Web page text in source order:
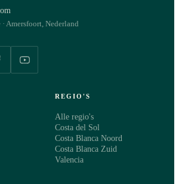
Amersfoort, Nederland
REGIO'S
Alle regio's
Costa del Sol
Costa Blanca Noord
Costa Blanca Zuid
Valencia